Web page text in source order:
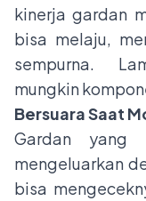
kinerja gardan
bisa melaju,
sempurna.
mungkin
Bersuara Saat
Gardan yang
mengeluarkan
bisa